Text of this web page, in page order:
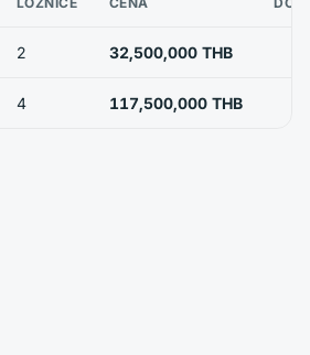
2 32,500,000 THB
4 117,500,000 THB